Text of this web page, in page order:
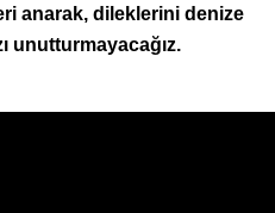
anarak, dileklerini denize
unutturmayacağız.